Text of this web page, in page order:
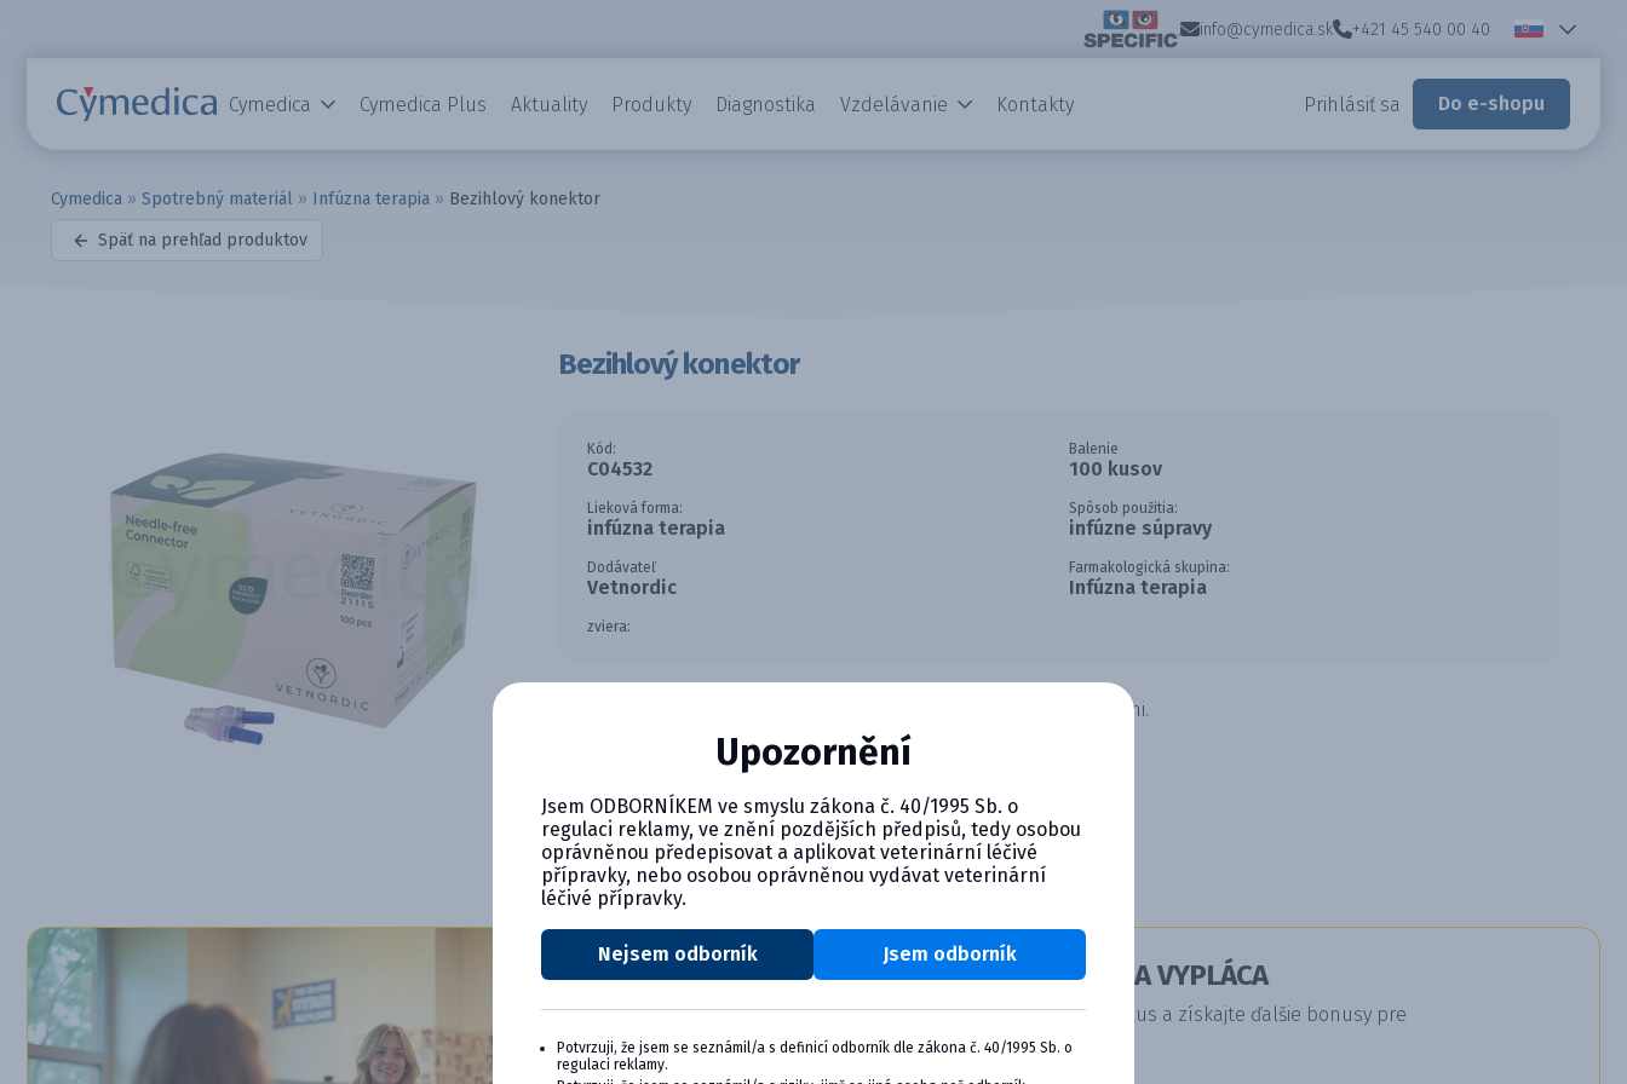
info@cymedica.sk +421 45 540 00 40
Cymedica Cymedica Plus Aktuality Produkty Diagnostika Vzdelávanie Kontakty Prihlásiť sa Do e-shopu
Cymedica » Spotrebný materiál » Infúzna terapia » Bezihlový konektor
Späť na prehľad produktov
Bezihlový konektor
Kód:
C04532
Balenie
100 kusov
Lieková forma:
infúzna terapia
Spôsob použitia:
infúzne súpravy
Dodávateľ
Vetnordic
Farmakologická skupina:
Infúzna terapia
zviera:
Bezihlový konektor, ktorý je kompatibilný s rôznymi IV zariadeniami.
CYMEDICA PLUS: VERNOSŤ, KTORÁ SA VYPLÁCA
Zapojte sa do vernostného programu Cymedica Plus a získajte ďalšie bonusy pre
svoju veterinárnu prax, vzdelávanie a pohodu.
Upozornění
Jsem ODBORNÍKEM ve smyslu zákona č. 40/1995 Sb. o
regulaci reklamy, ve znění pozdějších předpisů, tedy osobou
oprávněnou předepisovat a aplikovat veterinární léčivé
přípravky, nebo osobou oprávněnou vydávat veterinární
léčivé přípravky.
Nejsem odborník Jsem odborník
Potvrzuji, že jsem se seznámil/a s definicí odborník dle zákona č. 40/1995 Sb. o
regulaci reklamy.